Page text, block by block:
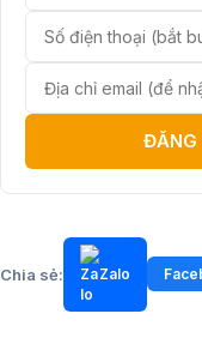
ĐĂNG
Chia sẻ: Zalo